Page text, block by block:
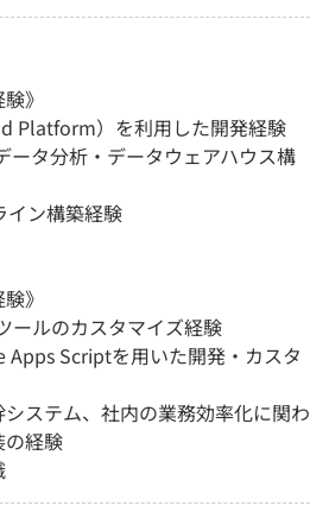
》
Platform）を利用した開発経験
ータ分析・データウェアハウス構
イン構築経験
》
ールのカスタマイズ経験
Apps Scriptを用いた開発・カスタ
システム、社内の業務効率化に関わ
の経験